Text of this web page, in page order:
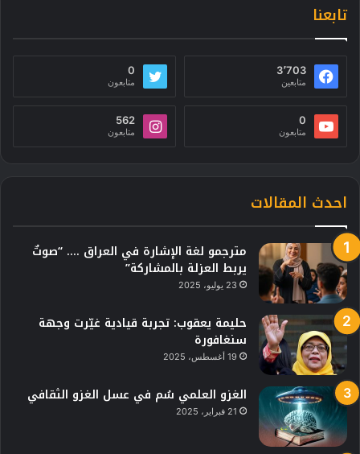
تابعنا
3٬703
متابعين
0
متابعون
0
متابعون
562
متابعون
احدث المقالات
مترجمو لغة الإشارة في العراق …. “صوتٌ
يربط العزلة بالمشاركة”
23 يوليو، 2025
حليمة يعقوب: تجربة قيادية غيّرت وجهة
سنغافورة
19 أغسطس، 2025
الغزو العلمي سُم في عسل الغزو الثقافي
21 فبراير، 2025